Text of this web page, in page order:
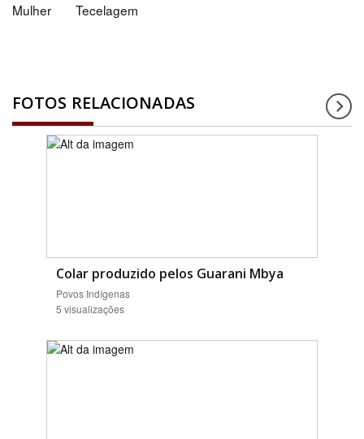
Mulher Tecelagem
FOTOS RELACIONADAS
Colar produzido pelos Guarani Mbya
Povos Indígenas
5 visualizações